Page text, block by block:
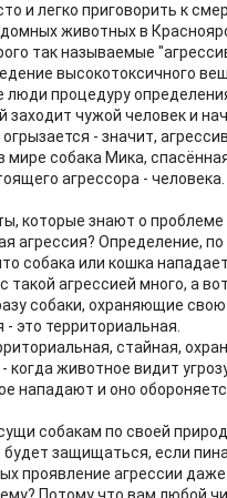
и легко приговорить к
животных в
так называемые
высокотоксичного
процедуру
заходит чужой человек и
- значит,
собака Мика,
агрессора -
которые знают о
агрессия? Определение,
собака или кошка
такой агрессией много, а
собаки, охраняющие
это территориальная.
стайная,
когда животное видит
нападают и оно
собакам по своей
будет защищаться, если
проявление агрессии